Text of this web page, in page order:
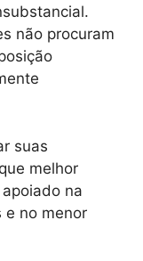
não procuram
suas
melhor
na
e no menor